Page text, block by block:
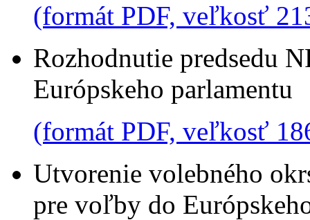
(formát PDF, veľkosť
Rozhodnutie predsedu
Európskeho parlamentu
(formát PDF, veľkosť
Utvorenie volebného
pre voľby do